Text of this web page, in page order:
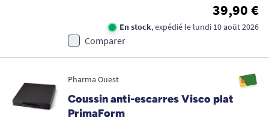
39,90 €
En stock, expédié le lundi 10 août 2026
Comparer
Pharma Ouest
Coussin anti-escarres Visco plat
PrimaForm